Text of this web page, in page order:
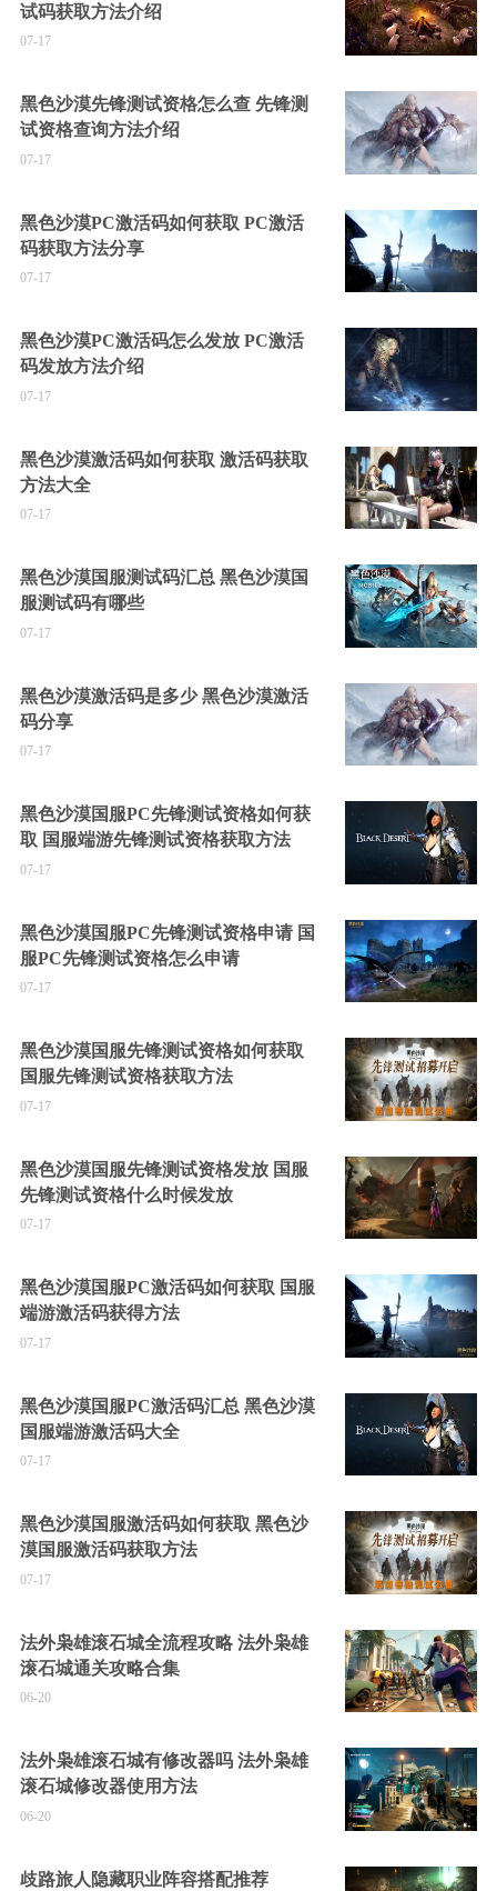
试码获取方法介绍
07-17
黑色沙漠先锋测试资格怎么查 先锋测
试资格查询方法介绍
07-17
黑色沙漠PC激活码如何获取 PC激活
码获取方法分享
07-17
黑色沙漠PC激活码怎么发放 PC激活
码发放方法介绍
07-17
黑色沙漠激活码如何获取 激活码获取
方法大全
07-17
黑色沙漠国服测试码汇总 黑色沙漠国
服测试码有哪些
07-17
黑色沙漠激活码是多少 黑色沙漠激活
码分享
07-17
黑色沙漠国服PC先锋测试资格如何获
取 国服端游先锋测试资格获取方法
07-17
黑色沙漠国服PC先锋测试资格申请 国
服PC先锋测试资格怎么申请
07-17
黑色沙漠国服先锋测试资格如何获取
国服先锋测试资格获取方法
07-17
黑色沙漠国服先锋测试资格发放 国服
先锋测试资格什么时候发放
07-17
黑色沙漠国服PC激活码如何获取 国服
端游激活码获得方法
07-17
黑色沙漠国服PC激活码汇总 黑色沙漠
国服端游激活码大全
07-17
黑色沙漠国服激活码如何获取 黑色沙
漠国服激活码获取方法
07-17
法外枭雄滚石城全流程攻略 法外枭雄
滚石城通关攻略合集
06-20
法外枭雄滚石城有修改器吗 法外枭雄
滚石城修改器使用方法
06-20
歧路旅人隐藏职业阵容搭配推荐